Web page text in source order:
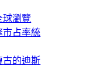
球瀏覽
市占率統
古的迪斯